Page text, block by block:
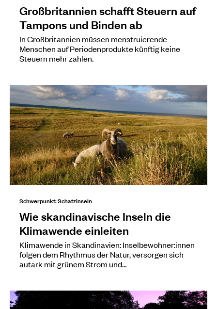
Großbritannien schafft Steuern auf
Tampons und Binden ab
In Großbritannien müssen menstruierende
Menschen auf Periodenprodukte künftig keine
Steuern mehr zahlen.
Schwerpunkt: Schatzinseln
Wie skandinavische Inseln die
Klimawende einleiten
Klimawende in Skandinavien: Inselbewohner:innen
folgen dem Rhythmus der Natur, versorgen sich
autark mit grünem Strom und…